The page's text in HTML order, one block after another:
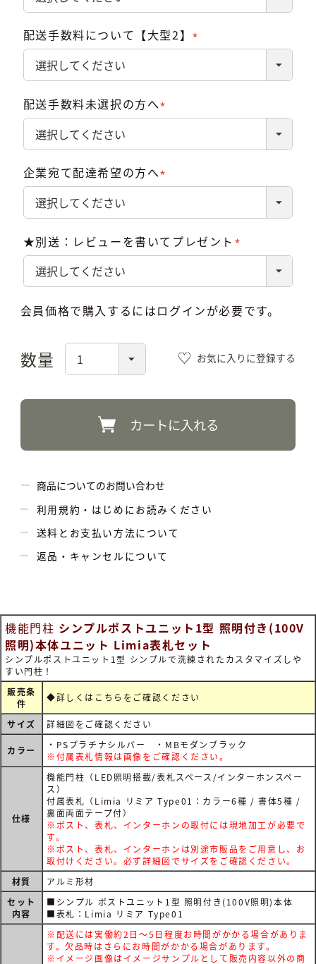
配送手数料について【大型2】
配送手数料未選択の方へ
企業宛て配達希望の方へ
★別送：レビューを書いてプレゼント
会員価格で購入するにはログインが必要です。
お気に入りに登録する
カートに入れる
商品についてのお問い合わせ
利用規約・はじめにお読みください
送料とお支払い方法について
返品・キャンセルについて
機能門柱 シンプルポストユニット1型 照明付き(100V
照明)本体ユニット Limia表札セット
シンプルポストユニット1型 シンプルで洗練されたカスタマイズしや
すい門柱！
販売条
件
◆詳しくは こちらをご確認ください
サイズ 詳細図をご確認ください
カラー
・PSプラチナシルバー ・MBモダンブラック
※付属表札情報は画像をご確認ください。
仕様
機能門柱（LED照明搭載/表札スペース/インターホンスペー
ス）
付属表札（Limia リミア Type01：カラー6種 / 書体5種 /
裏面両面テープ付）
※ポスト、表札、インターホンの取付には現地加工が必要で
す。
※ポスト、表札、インターホンは別途市販品をご用意し、お
取付けください。必ず詳細図でサイズをご確認ください。
材質
アルミ形材
セット
内容
■シンプル ポストユニット1型 照明付き(100V照明)本体
■表札：Limia リミア Type01
※配送には実働約2日～5日程度お時間がかかる場合がありま
す。欠品時はさらにお時間がかかる場合があります。
※イメージ画像はイメージサンプルとして販売内容以外の商